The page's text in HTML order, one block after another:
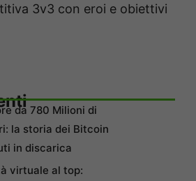
3v3 con eroi e obiettivi
da 780 Milioni di
la storia dei Bitcoin
in discarica
virtuale al top: